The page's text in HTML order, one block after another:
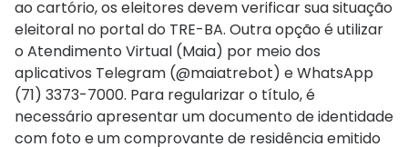
ao cartório, os eleitores devem verificar sua situação
eleitoral no portal do TRE-BA. Outra opção é utilizar
o Atendimento Virtual (Maia) por meio dos
aplicativos Telegram (@maiatrebot) e WhatsApp
(71) 3373-7000. Para regularizar o título, é
necessário apresentar um documento de identidade
com foto e um comprovante de residência emitido